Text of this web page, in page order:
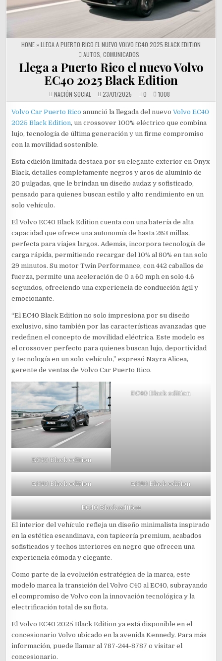
HOME »LLEGA A PUERTO RICO EL NUEVO VOLVO EC40 2025 BLACK EDITION
POSTED IN
AUTOS COMUNICADOS
Llega a Puerto Rico el nuevo Volvo
EC40 2025 Black Edition
NACIÓN SOCIAL 23/01/2025 0 1008
Volvo Car Puerto Rico anunció la llegada del nuevoVolvo EC40
2025 Black Edition, un crossover 100% eléctrico que combina
lujo, tecnología de última generación y un firme compromiso
con la movilidad sostenible.
Esta edición limitada destaca por su elegante exterior en Onyx
Black, detalles completamente negros y aros de aluminio de
20 pulgadas, que le brindan un diseño audaz y sofisticado,
pensado para quienes buscan estilo y alto rendimiento en un
solo vehículo.
El Volvo EC40 Black Edition cuenta con una batería de alta
capacidad que ofrece una autonomía de hasta 263 millas,
perfecta para viajes largos. Además, incorpora tecnología de
carga rápida, permitiendo recargar del 10% al 80% en tan solo
29 minutos. Su motor Twin Performance, con 442 caballos de
fuerza, permite una aceleración de 0 a 60 mph en solo 4.6
segundos, ofreciendo una experiencia de conducción ágil y
emocionante.
“El EC40 Black Edition no solo impresiona por su diseño
exclusivo, sino también por las características avanzadas que
redefinen el concepto de movilidad eléctrica. Este modelo es
el crossover perfecto para quienes buscan lujo, deportividad
y tecnología en un solo vehículo,” expresó Nayra Alicea,
gerente de ventas de Volvo Car Puerto Rico.
EC40 Black edition
EC40 Black edition
EC40 Black edition EC40 Black edition
EC40 Black edition
El interior del vehículo refleja un diseño minimalista inspirado
en la estética escandinava, con tapicería premium, acabados
sofisticados y techos interiores en negro que ofrecen una
experiencia cómoda y elegante.
Como parte de la evolución estratégica de la marca, este
modelo marca la transición del Volvo C40 al EC40, subrayando
el compromiso de Volvo con la innovación tecnológica y la
electrificación total de su flota.
El Volvo EC40 2025 Black Edition ya está disponible en el
concesionario Volvo ubicado en la avenida Kennedy. Para más
información, puede llamar al 787-244-8787 o visitar el
concesionario.